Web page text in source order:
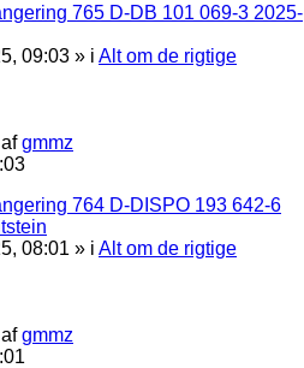
765 D-DB 101 069-3 2025-
09:03 » i Alt om de rigtige
afgmmz
764 D-DISPO 193 642-6
08:01 » i Alt om de rigtige
afgmmz